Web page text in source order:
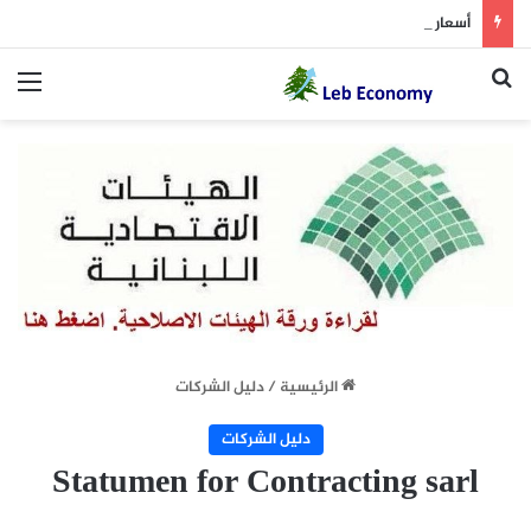
بحث عن
الرئيسية/دليل الشركات
دليل الشركات
Statumen for Contracting sarl